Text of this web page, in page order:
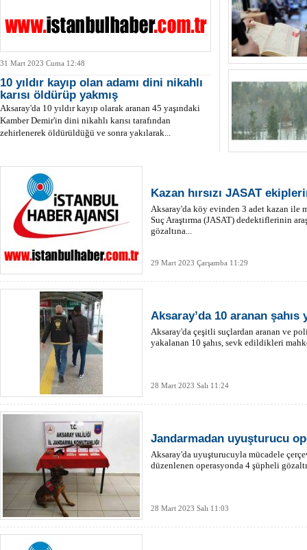
31 Mart 2023 Cuma 12:48
10 yıldır kayıp olan adamı dini nikahlı
karısı öldürüp yakmış
Aksaray'da 10 yıldır kayıp olarak aranan 45 yaşındaki
Kamber Demir'in dini nikahlı karısı tarafından
zehirlenerek öldürüldüğü ve sonra yakılarak...
Kazan hırsızı JASAT
Aksaray'da köy evinden 3 adet kazan ile
Suç Araştırma (JASAT) dedektiflerinin
gözaltına...
29 Mart 2023 Çarşamba 11:29
Aksaray’da 10 aranan
Aksaray'da çeşitli suçlardan aranan ve
yakalanan 10 şahıs, sevk edildikleri
28 Mart 2023 Salı 11:24
Jandarmadan uyuşturucu
Aksaray'da uyuşturucuyla mücadele
düzenlenen operasyonda 4 şüpheli
28 Mart 2023 Salı 11:03